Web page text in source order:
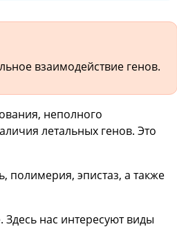
взаимодействие генов.
неполного
летальных генов. Это
полимерия, эпистаз, а также
нас интересуют виды